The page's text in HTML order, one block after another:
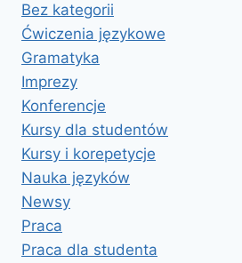
Bez kategorii
Ćwiczenia językowe
Gramatyka
Imprezy
Konferencje
Kursy dla studentów
Kursy i korepetycje
Nauka języków
Newsy
Praca
Praca dla studenta